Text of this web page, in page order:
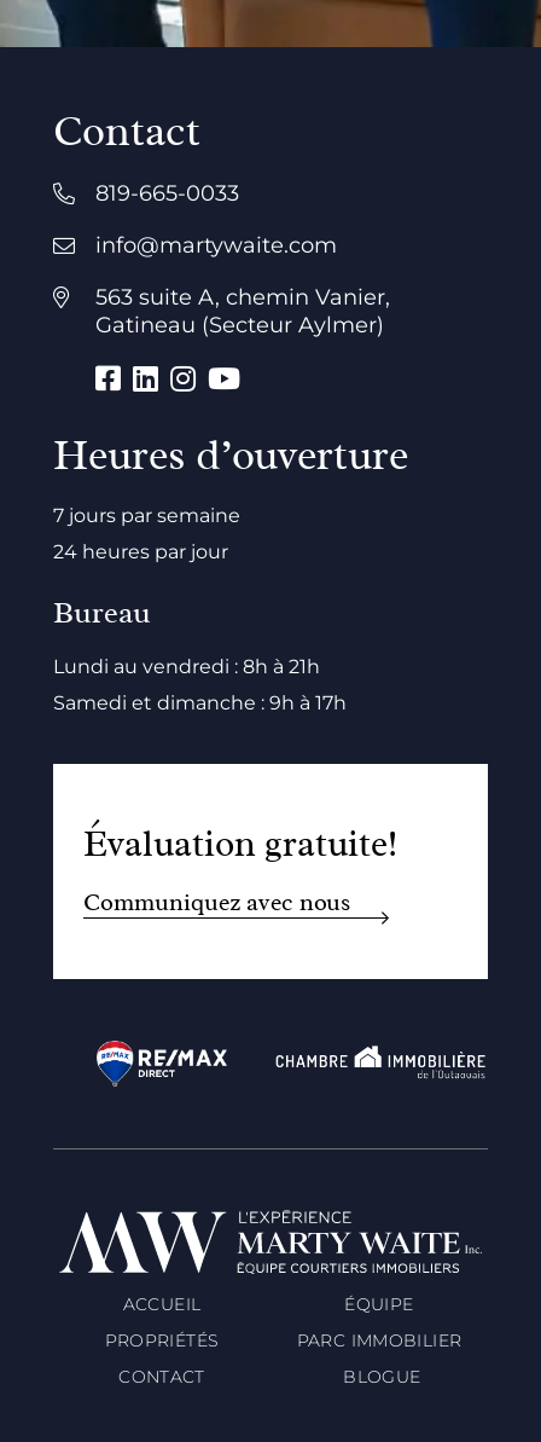
Contact
819-665-0033
info@martywaite.com
563 suite A, chemin Vanier,
Gatineau (Secteur Aylmer)
Heures d’ouverture
7 jours par semaine
24 heures par jour
Bureau
Lundi au vendredi : 8h à 21h
Samedi et dimanche : 9h à 17h
Évaluation gratuite!
Communiquez avec nous
ACCUEIL
ÉQUIPE
PROPRIÉTÉS
PARC IMMOBILIER
CONTACT
BLOGUE